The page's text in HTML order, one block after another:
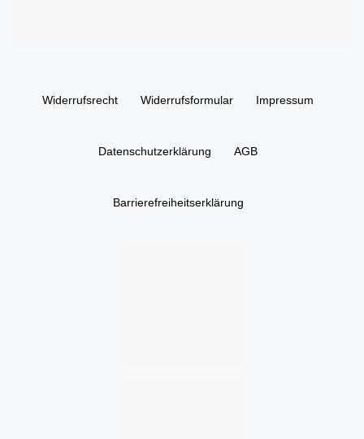
Widerrufs­recht Widerrufs­formular Impressum
Daten­schutz­erklärung AGB
Barrierefreiheitserklärung